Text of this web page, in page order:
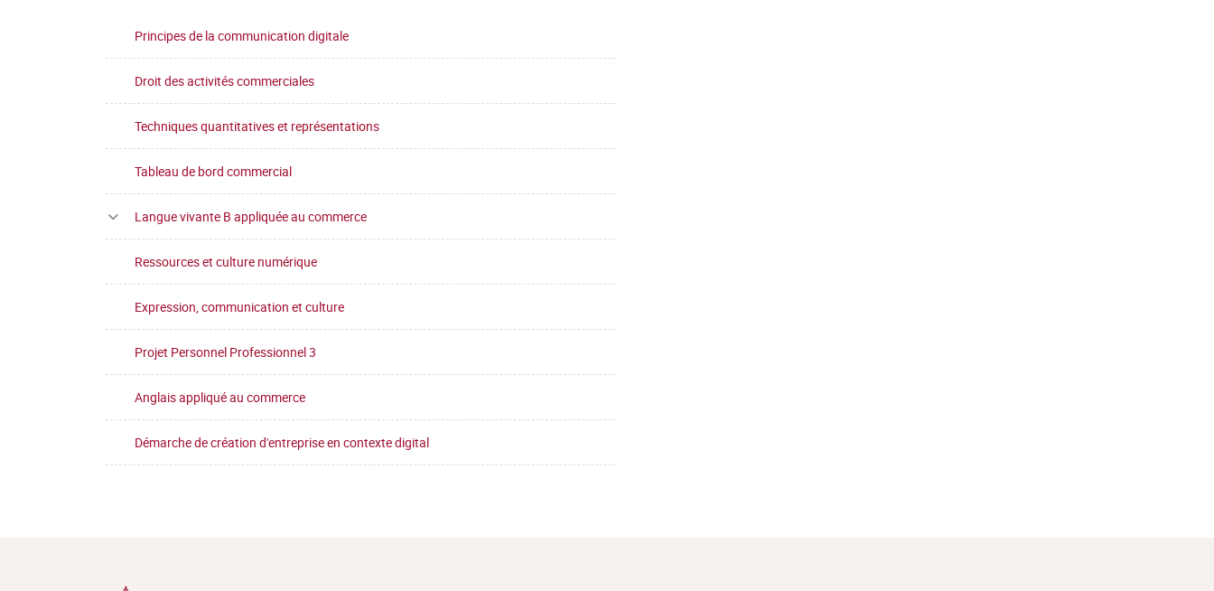
Principes de la communication digitale
Droit des activités commerciales
Techniques quantitatives et représentations
Tableau de bord commercial
Langue vivante B appliquée au commerce
Ressources et culture numérique
Expression, communication et culture
Projet Personnel Professionnel 3
Anglais appliqué au commerce
Démarche de création d'entreprise en contexte digital